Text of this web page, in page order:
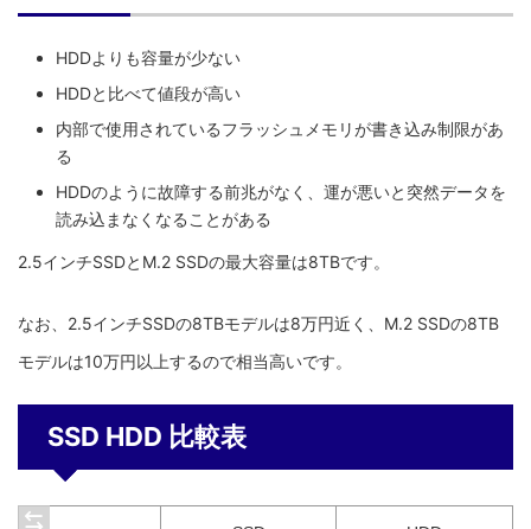
HDDよりも容量が少ない
HDDと比べて値段が高い
内部で使用されているフラッシュメモリが書き込み制限があ
る
HDDのように故障する前兆がなく、運が悪いと突然データを
読み込まなくなることがある
2.5インチSSDとM.2 SSDの最大容量は8TBです。
なお、2.5インチSSDの8TBモデルは8万円近く、M.2 SSDの8TB
モデルは10万円以上するので相当高いです。
SSD HDD 比較表